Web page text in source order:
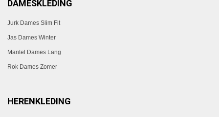
DAMESKLEDING
Jurk Dames Slim Fit
Jas Dames Winter
Mantel Dames Lang
Rok Dames Zomer
HERENKLEDING